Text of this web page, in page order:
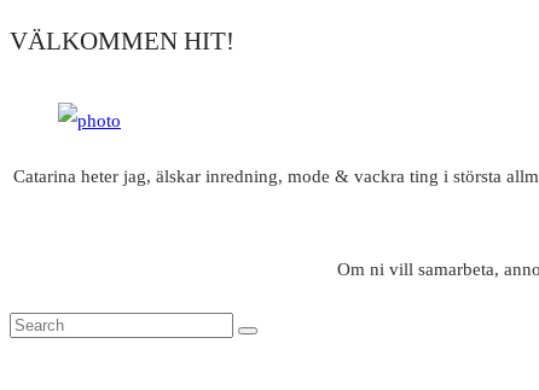
VÄLKOMMEN HIT!
Catarina heter jag, älskar inredning, mode & vackra ting i största
Om ni vill samarbeta,